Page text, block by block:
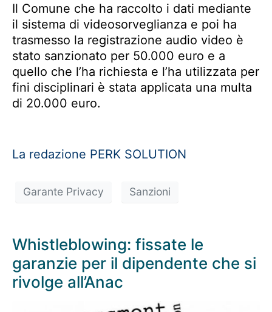
Il Comune che ha raccolto i dati mediante
il sistema di videosorveglianza e poi ha
trasmesso la registrazione audio video è
stato sanzionato per 50.000 euro e a
quello che l’ha richiesta e l’ha utilizzata per
fini disciplinari è stata applicata una multa
di 20.000 euro.
La redazione PERK SOLUTION
Garante Privacy Sanzioni
Whistleblowing: fissate le
garanzie per il dipendente che si
rivolge all’Anac